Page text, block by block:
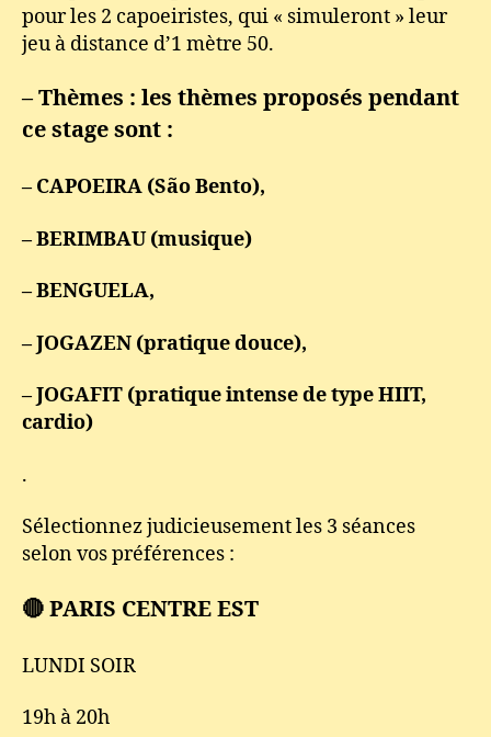
pour les 2 capoeiristes, qui « simuleront » leur
jeu à distance d’1 mètre 50.
– Thèmes : les thèmes proposés pendant
ce stage sont :
– CAPOEIRA (São Bento),
– BERIMBAU (musique)
– BENGUELA,
– JOGAZEN (pratique douce),
– JOGAFIT (pratique intense de type HIIT,
cardio)
.
Sélectionnez judicieusement les 3 séances
selon vos préférences :
🔴 PARIS CENTRE EST
LUNDI SOIR
19h à 20h